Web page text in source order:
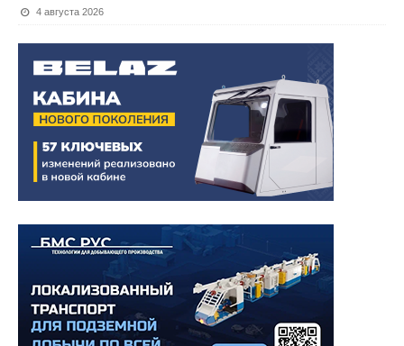
4 августа 2026